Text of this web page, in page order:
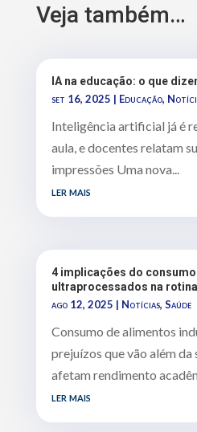
Veja também…
IA na educação: o que
set 16, 2025 | Educação,
Inteligência artificial já é
aula, e docentes relatam
impressões Uma nova...
ler mais
4 implicações do
ultraprocessados na
ago 12, 2025 | Notícias, Saúde
Consumo de alimentos
prejuízos que vão além da
afetam rendimento
ler mais